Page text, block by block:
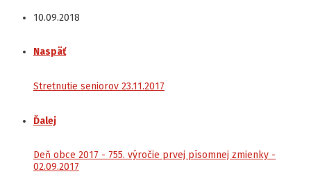
10.09.2018
Naspäť
Stretnutie seniorov 23.11.2017
Ďalej
Deň obce 2017 - 755. výročie prvej písomnej zmienky -
02.09.2017